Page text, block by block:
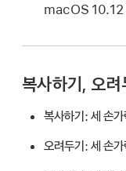
macOS 10.12
복사하기, 오려
복사하기:세 손
오려두기:세 손